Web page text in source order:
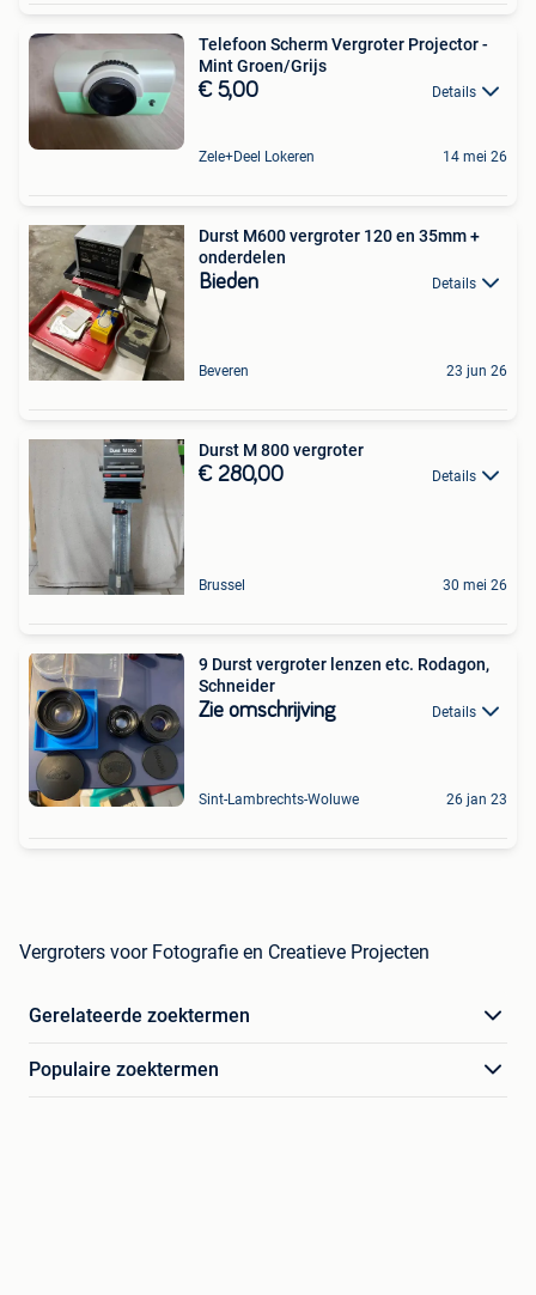
Telefoon Scherm Vergroter Projector -
Mint Groen/Grijs
€ 5,00 Details
Zele+Deel Lokeren 14 mei 26
Durst M600 vergroter 120 en 35mm +
onderdelen
Bieden Details
Beveren 23 jun 26
Durst M 800 vergroter
€ 280,00 Details
Brussel 30 mei 26
9 Durst vergroter lenzen etc. Rodagon,
Schneider
Zie omschrijving Details
Sint-Lambrechts-Woluwe 26 jan 23
Vergroters voor Fotografie en Creatieve Projecten
Gerelateerde zoektermen
Populaire zoektermen